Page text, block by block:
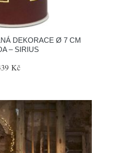
DEKORACE Ø 7 CM
– SIRIUS
Kč